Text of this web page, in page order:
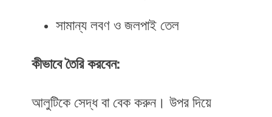
সামান্য লবণ ও জলপাই তেল
কীভাবে তৈরি করবেন:
আলুটিকে সেদ্ধ বা বেক করুন। উপর দিয়ে